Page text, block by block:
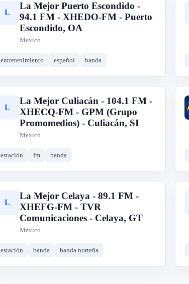
L
La Mejor Puerto Escondido -
94.1 FM - XHEDO-FM - Puerto
Escondido, OA
Mexico
entretenimiento español banda
L
La Mejor Culiacán - 104.1 FM -
XHECQ-FM - GPM (Grupo
Promomedios) - Culiacán, SI
Mexico
estación fm banda
L
La Mejor Celaya - 89.1 FM -
XHEFG-FM - TVR
Comunicaciones - Celaya, GT
Mexico
estación banda banda norteña